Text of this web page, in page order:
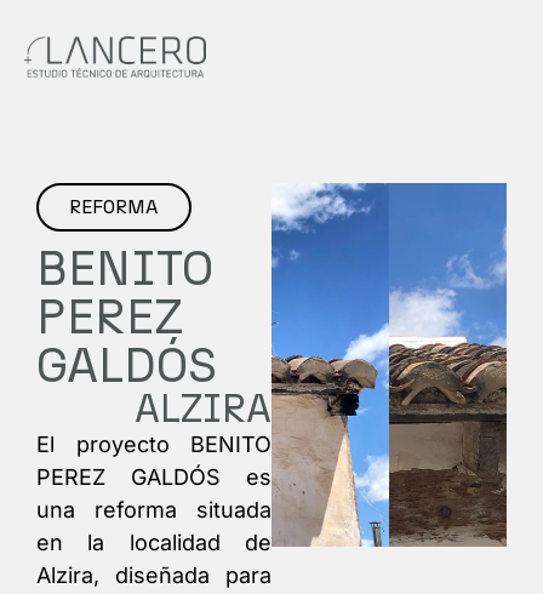
REFORMA
BENITO
PEREZ
GALDÓS
ALZIRA
El proyecto BENITO
PEREZ GALDÓS es
una reforma situada
en la localidad de
Alzira, diseñada para